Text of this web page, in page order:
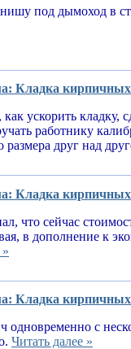
под дымоход в
Кладка
ускорить кладку,
работнику
друг над
Кладка
что сейчас
в дополнение к
Кладка
с
Читать далее »